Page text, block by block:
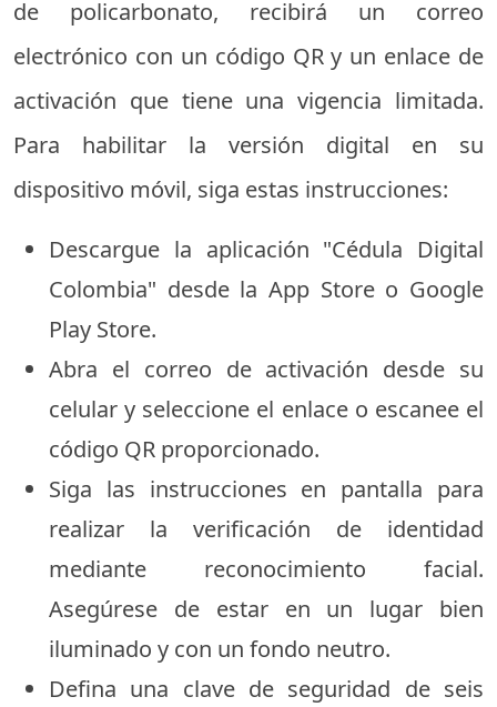
de policarbonato, recibirá un correo
electrónico con un código QR y un enlace de
activación que tiene una vigencia limitada.
Para habilitar la versión digital en su
dispositivo móvil, siga estas instrucciones:
Descargue la aplicación "Cédula Digital
Colombia" desde la App Store o Google
Play Store.
Abra el correo de activación desde su
celular y seleccione el enlace o escanee el
código QR proporcionado.
Siga las instrucciones en pantalla para
realizar la verificación de identidad
mediante reconocimiento facial.
Asegúrese de estar en un lugar bien
iluminado y con un fondo neutro.
Defina una clave de seguridad de seis